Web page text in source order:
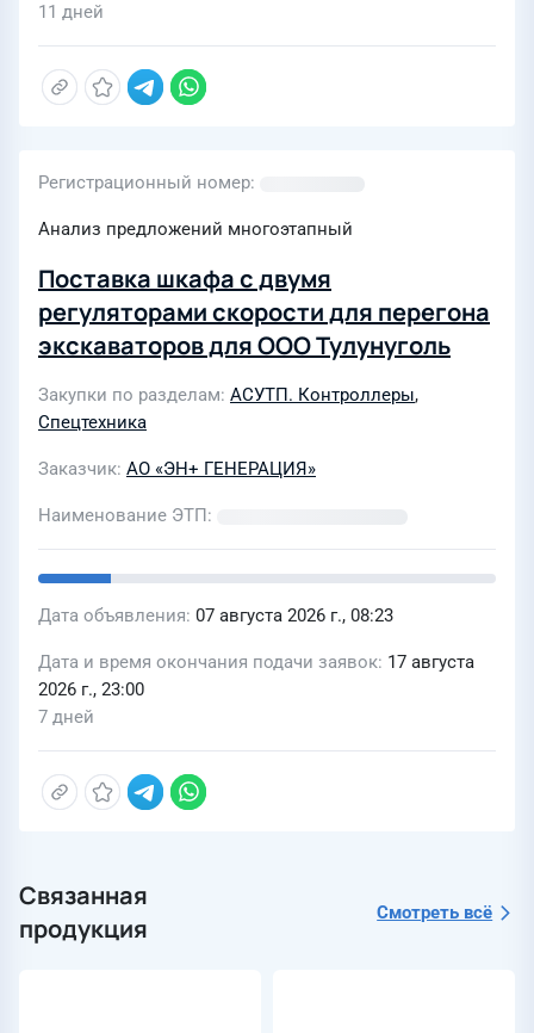
11 дней
Регистрационный номер
Анализ предложений многоэтапный
Поставка шкафа с двумя
регуляторами скорости для перегона
экскаваторов для ООО Тулунуголь
Закупки по разделам АСУТП. Контроллеры,
Спецтехника
Заказчик АО «ЭН+ ГЕНЕРАЦИЯ»
Наименование ЭТП
Дата объявления 07 августа 2026 г., 08:23
Дата и время окончания подачи заявок 17 августа
2026 г., 23:00
7 дней
Связанная
продукция
Смотреть всё